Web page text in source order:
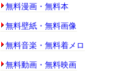
無料漫画・無料本
無料壁紙・無料画像
無料音楽・無料着メロ
無料動画・無料映画